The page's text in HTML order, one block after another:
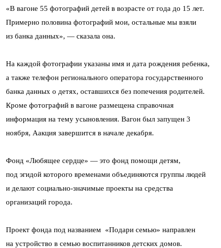
«В вагоне 55 фотографий детей в возрасте от года до 15 лет.
Примерно половина фотографий мои, остальные мы взяли
из банка данных», — сказала она.
На каждой фотографии указаны имя и дата рождения ребенка,
а также телефон регионального оператора государственного
банка данных о детях, оставшихся без попечения родителей.
Кроме фотографий в вагоне размещена справочная
информация на тему усыновления. Вагон был запущен 3
ноября, Аакция завершится в начале декабря.
Фонд «Любящее сердце» — это фонд помощи детям,
под эгидой которого временами объединяются группы людей
и делают социально-значимые проекты на средства
организаций города.
Проект фонда под названием «Подари семью» направлен
на устройство в семью воспитанников детских домов.